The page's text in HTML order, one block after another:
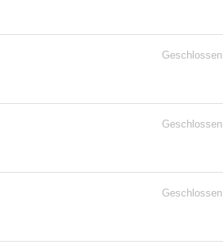
Geschlossen
Geschlossen
Geschlossen